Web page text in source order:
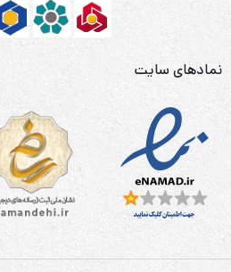
نمادهای سایت